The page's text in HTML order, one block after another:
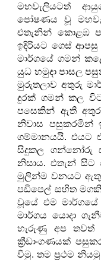
මහවැලියටත්
පෝෂණය වූ
එතැනින් කොළඹ
ඉදිරියට ගෙස්
මාර්ගයේ ගමන්
යුධ හමුදා පාසල
මුරුතලාව අතුරු
දුරක් ගමන් කල
පසෙකින් ඇති
නිවාස පසුකරමින්
ගම්මානයයි. එයට
සිදුකල ගන්නෝරු
නිසාය. එතැන්
මුලින්ම වනයට
පඩිපෙල් සහිත
වූයේ එම
මාර්ගය යොදා
හැරුණු අප තවත්
ක්‍රීඩාංගණයක්
වීමු. තම ප්‍රථම